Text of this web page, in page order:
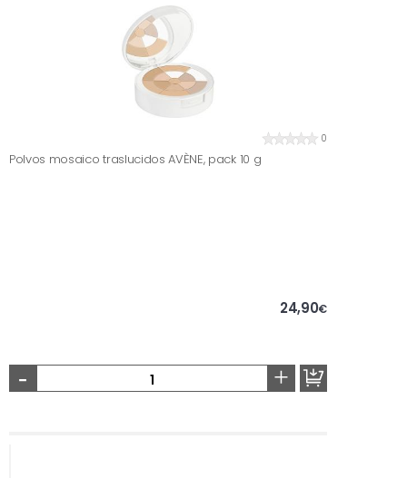
0
Polvos mosaico traslucidos AVÈNE, pack 10 g
24,90€
- +